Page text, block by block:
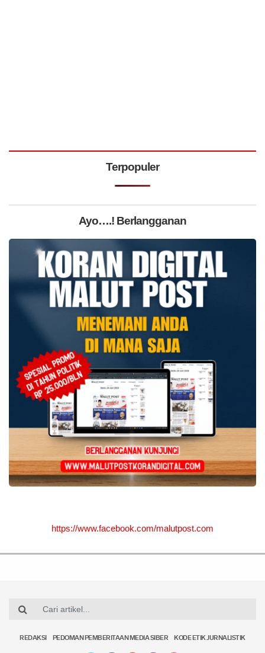
Terpopuler
Ayo….! Berlangganan
https://www.facebook.com/malutpost.com
REDAKSI PEDOMAN PEMBERITAAN MEDIA SIBER KODE ETIK JURNALISTIK